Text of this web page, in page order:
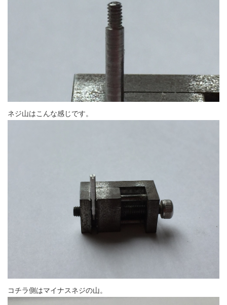
ネジ山はこんな感じです。
コチラ側はマイナスネジの山。